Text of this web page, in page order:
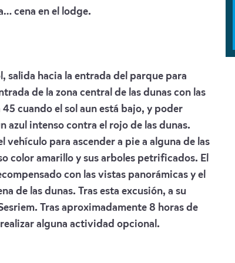
cena en el lodge.
salida hacia la entrada del parque para
de la zona central de las dunas con las
cuando el sol aun está bajo, y poder
intenso contra el rojo de las dunas.
vehículo para ascender a pie a alguna de las
color amarillo y sus arboles petrificados. El
con las vistas panorámicas y el
de las dunas. Tras esta excusión, a su
Tras aproximadamente 8 horas de
alguna actividad opcional.